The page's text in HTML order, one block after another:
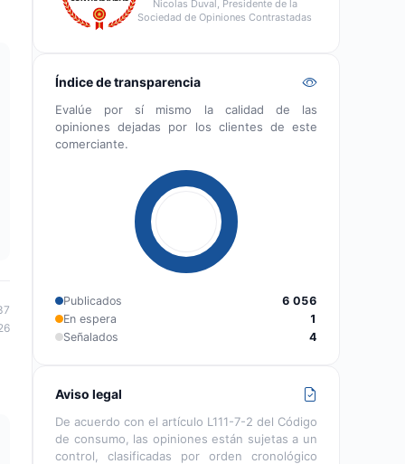
Nicolas Duval, Presidente de la
Sociedad de Opiniones Contrastadas
Índice de transparencia
Evalúe por sí mismo la calidad de las
opiniones dejadas por los clientes de este
comerciante.
Publicados
6 056
En espera
1
Señalados
4
Aviso legal
De acuerdo con el artículo L111-7-2 del Código
de consumo, las opiniones están sujetas a un
control, clasificadas por orden cronológico